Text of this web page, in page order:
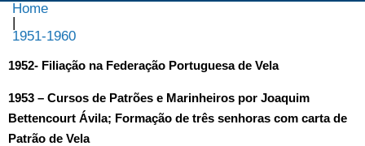
Home
|
1951-1960
1951-
1960
1952- Filiação na Federação Portuguesa de Vela
1953 – Cursos de Patrões e Marinheiros por Joaquim
Bettencourt Ávila; Formação de três senhoras com carta de
Patrão de Vela